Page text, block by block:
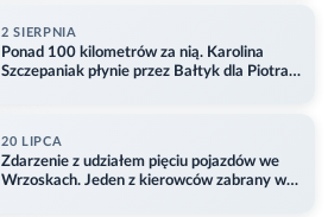
2 SIERPNIA
Ponad 100 kilometrów za nią. Karolina
Szczepaniak płynie przez Bałtyk dla Piotra.
20 LIPCA
Zdarzenie z udziałem pięciu pojazdów we
Wrzoskach. Jeden z kierowców zabrany w